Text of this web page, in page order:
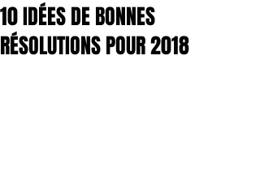
10 IDÉES DE BONNES
RÉSOLUTIONS POUR 2018